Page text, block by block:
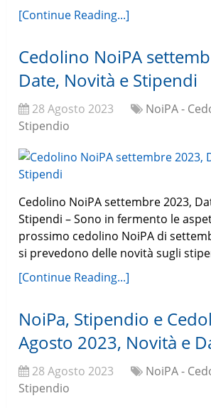
[Continue Reading...]
Cedolino NoiPA
Date, Novità e Stipendi
28 Agosto 2023
NoiPA -
Stipendio
Cedolino NoiPA settembre 2023,
Stipendi – Sono in fermento le
prossimo cedolino NoiPA di
si prevedono delle novità sugli
[Continue Reading...]
NoiPa, Stipendio e
Agosto 2023, Novità e
28 Agosto 2023
NoiPA -
Stipendio